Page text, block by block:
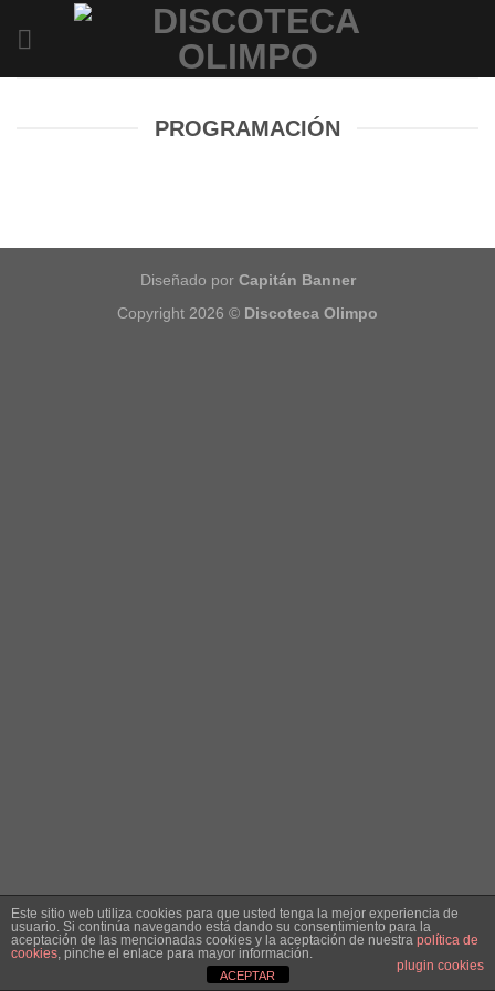
PROGRAMACIÓN
Diseñado por Capitán Banner
Copyright 2026 © Discoteca Olimpo
Este sitio web utiliza cookies para que usted tenga la mejor experiencia de
usuario. Si continúa navegando está dando su consentimiento para la
aceptación de las mencionadas cookies y la aceptación de nuestra política de
cookies, pinche el enlace para mayor información.
plugin cookies
ACEPTAR